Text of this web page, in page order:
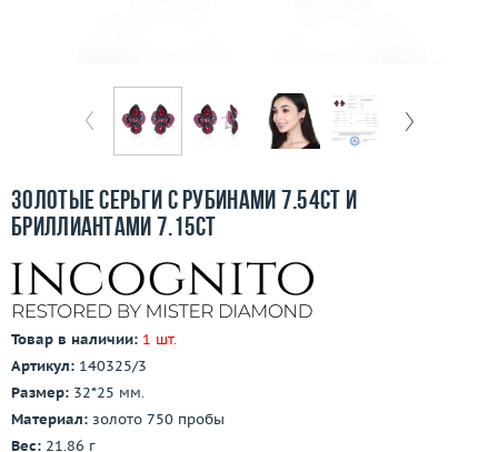
О компании
Контакты
3D-тур по шоуруму
Золотые серьги с рубинами 7.54ct и
бриллиантами 7.15ct
Товар в наличии: 1 шт.
Артикул: 140325/3
Размер: 32*25 мм.
Материал: золото 750 пробы
Вес: 21.86 г